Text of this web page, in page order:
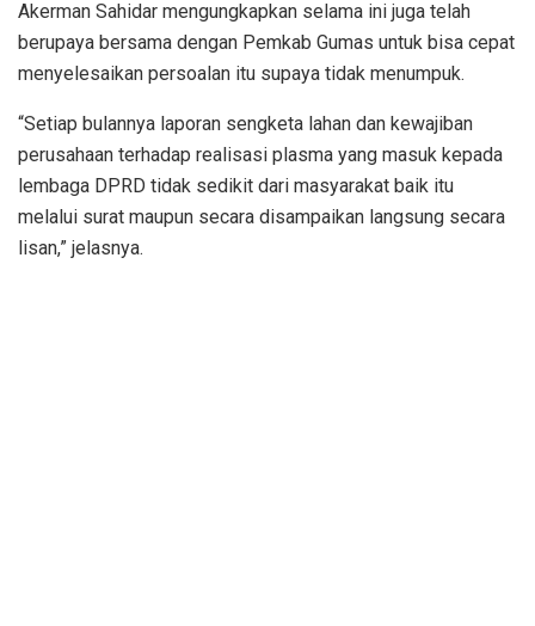
Akerman Sahidar mengungkapkan selama ini juga telah
berupaya bersama dengan Pemkab Gumas untuk bisa cepat
menyelesaikan persoalan itu supaya tidak menumpuk.
“Setiap bulannya laporan sengketa lahan dan kewajiban
perusahaan terhadap realisasi plasma yang masuk kepada
lembaga DPRD tidak sedikit dari masyarakat baik itu
melalui surat maupun secara disampaikan langsung secara
lisan,” jelasnya.